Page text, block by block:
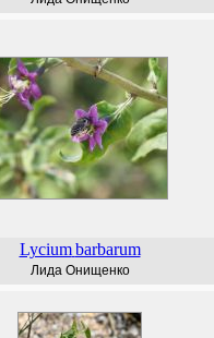
Lycium barbarum
Лида Онищенко